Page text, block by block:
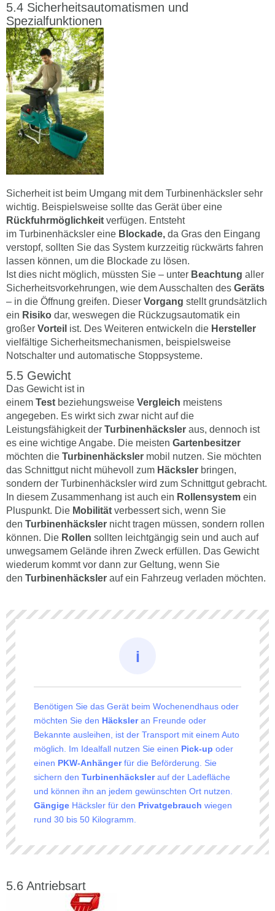
Sicherheitsautomatismen und
Spezialfunktionen
Sicherheit ist beim Umgang mit dem Turbinenhäcksler sehr
wichtig. Beispielsweise sollte das Gerät über eine
Rückfuhrmöglichkeit verfügen. Entsteht
im Turbinenhäcksler eine Blockade, da Gras den Eingang
verstopf, sollten Sie das System kurzzeitig rückwärts fahren
lassen können, um die Blockade zu lösen.
Ist dies nicht möglich, müssten Sie – unter Beachtung aller
Sicherheitsvorkehrungen, wie dem Ausschalten des Geräts
– in die Öffnung greifen. Dieser Vorgang stellt grundsätzlich
ein Risiko dar, weswegen die Rückzugsautomatik ein
großer Vorteil ist. Des Weiteren entwickeln die Hersteller
vielfältige Sicherheitsmechanismen, beispielsweise
Notschalter und automatische Stoppsysteme.
Gewicht
Das Gewicht ist in
einem Test beziehungsweise Vergleich meistens
angegeben. Es wirkt sich zwar nicht auf die
Leistungsfähigkeit der Turbinenhäcksler aus, dennoch ist
es eine wichtige Angabe. Die meisten Gartenbesitzer
möchten die Turbinenhäcksler mobil nutzen. Sie möchten
das Schnittgut nicht mühevoll zum Häcksler bringen,
sondern der Turbinenhäcksler wird zum Schnittgut gebracht.
In diesem Zusammenhang ist auch ein Rollensystem ein
Pluspunkt. Die Mobilität verbessert sich, wenn Sie
den Turbinenhäcksler nicht tragen müssen, sondern rollen
können. Die Rollen sollten leichtgängig sein und auch auf
unwegsamem Gelände ihren Zweck erfüllen. Das Gewicht
wiederum kommt vor dann zur Geltung, wenn Sie
den Turbinenhäcksler auf ein Fahrzeug verladen möchten.
Benötigen Sie das Gerät beim Wochenendhaus oder
möchten Sie den Häcksleran Freunde oder
Bekannte ausleihen, ist der Transport mit einem Auto
möglich. Im Idealfall nutzen Sie einen Pick-up oder
einen PKW-Anhängerfür die Beförderung. Sie
sichern den Turbinenhäckslerauf der Ladefläche
und können ihn an jedem gewünschten Ort nutzen.
Gängige Häcksler für den Privatgebrauch wiegen
rund 30 bis 50 Kilogramm.
Antriebsart